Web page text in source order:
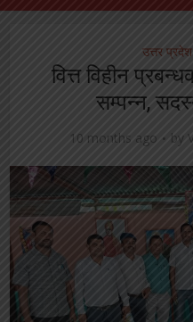
उत्तर प्रदेश
वित्त विहीन
सम्पन्न,
10 months ago by